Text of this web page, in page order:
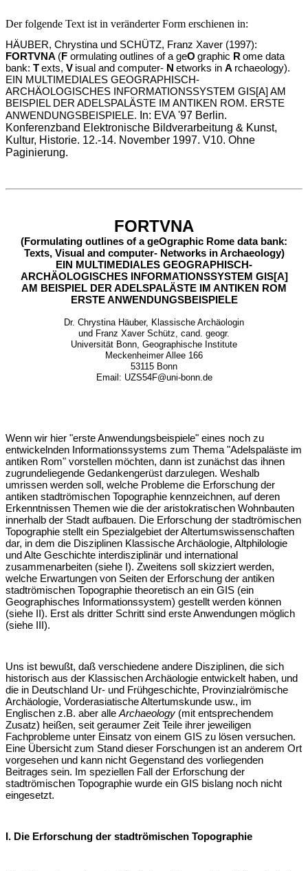
Der folgende Text ist in veränderter Form erschienen in:
HÄUBER, Chrystina und SCHÜTZ, Franz Xaver (1997):
FORTVNA (F ormulating outlines of a geO graphic Rome data
bank: Texts, V isual and computer- N etworks in A rchaeology).
EIN MULTIMEDIALES GEOGRAPHISCH-
ARCHÄOLOGISCHES INFORMATIONSSYSTEM GIS[A] AM
BEISPIEL DER ADELSPALÄSTE IM ANTIKEN ROM. ERSTE
ANWENDUNGSBEISPIELE.
In: EVA '97 Berlin.
Konferenzband Elektronische Bildverarbeitung & Kunst,
Kultur, Historie. 12.-14. November 1997. V10. Ohne
Paginierung.
FORTVNA
(Formulating outlines of a geOgraphic Rome data bank:
Texts, Visual and computer- Networks in Archaeology)
EIN MULTIMEDIALES GEOGRAPHISCH-
ARCHÄOLOGISCHES INFORMATIONSSYSTEM GIS[A]
AM BEISPIEL DER ADELSPALÄSTE IM ANTIKEN ROM
ERSTE ANWENDUNGSBEISPIELE
Dr. Chrystina Häuber, Klassische Archäologin
und Franz Xaver Schütz, cand. geogr.
Universität Bonn, Geographische Institute
Meckenheimer Allee 166
53115 Bonn
Email: UZS54F@uni-bonn.de
Wenn wir hier "erste Anwendungsbeispiele" eines noch zu
entwickelnden Informationssystems zum Thema "Adelspaläste im
antiken Rom" vorstellen möchten, dann ist zunächst das ihnen
zugrundeliegende Gedankengerüst darzulegen. Weshalb
umrissen werden soll, welche Probleme die Erforschung der
antiken stadtrömischen Topographie kennzeichnen, auf deren
Erkenntnissen Themen wie die der aristokratischen Wohnbauten
innerhalb der Stadt aufbauen. Die Erforschung der stadtrömischen
Topographie stellt ein Spezialgebiet der Altertumswissenschaften
dar, in dem die Disziplinen Klassische Archäologie, Altphilologie
und Alte Geschichte interdisziplinär und international
zusammenarbeiten (siehe I). Zweitens soll skizziert werden,
welche Erwartungen von Seiten der Erforschung der antiken
stadtrömischen Topographie theoretisch an ein GIS (ein
Geographisches Informationssystem) gestellt werden können
(siehe II). Erst als dritter Schritt sind erste Anwendungen möglich
(siehe III).
Uns ist bewußt, daß verschiedene andere Disziplinen, die sich
historisch aus der Klassischen Archäologie entwickelt haben, und
die in Deutschland Ur- und Frühgeschichte, Provinzialrömische
Archäologie, Vorderasiatische Altertumskunde usw., im
Englischen z.B. aber alle Archaeology (mit entsprechendem
Zusatz) heißen, seit geraumer Zeit Teile ihrer jeweiligen
Fachprobleme unter Einsatz von einem GIS zu lösen versuchen.
Eine Übersicht zum Stand dieser Forschungen ist an anderem Ort
vorgesehen und kann nicht Gegenstand des vorliegenden
Beitrages sein. Im speziellen Fall der Erforschung der
stadtrömischen Topographie wurde ein GIS bislang noch nicht
eingesetzt.
I. Die Erforschung der stadtrömischen Topographie